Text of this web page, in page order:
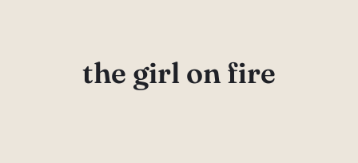
the girl on fire